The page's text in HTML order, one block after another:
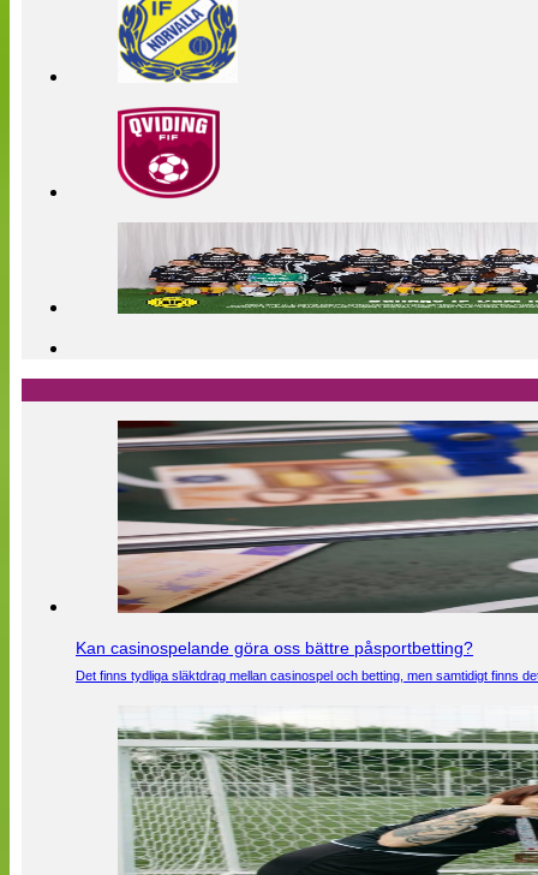
Kan casinospelande göra oss bättre påsportbetting?
Det finns tydliga släktdrag mellan casinospel och betting, men samtidigt finns